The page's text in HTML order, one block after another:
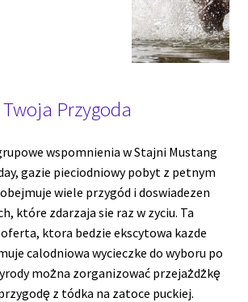
Wsiadaj!
Twoja Przygoda
wspomnienia w Stajni Mustang
gazie pieciodniowy pobyt z petnym
wiele przygód i doswiadezen
które zdarzaja sie raz w zyciu. Ta
ktora bedzie ekscytowa kazde
calodniowa wycieczke do wyboru po
można zorganizować przejażdżkę
z tódka na zatoce puckiej.